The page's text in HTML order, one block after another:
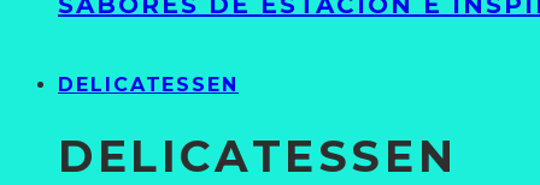
DELICATESSEN
DELICATESSEN